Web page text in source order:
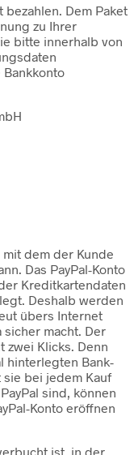
Dem Paket
zu Ihrer
bitte innerhalb von
dem der Kunde
Das PayPal-Konto
Kreditkartendaten
Deshalb werden
übers Internet
sicher macht. Der
zwei Klicks. Denn
hinterlegten Bank-
bei jedem Kauf
sind, können
Konto eröffnen
ist, in der